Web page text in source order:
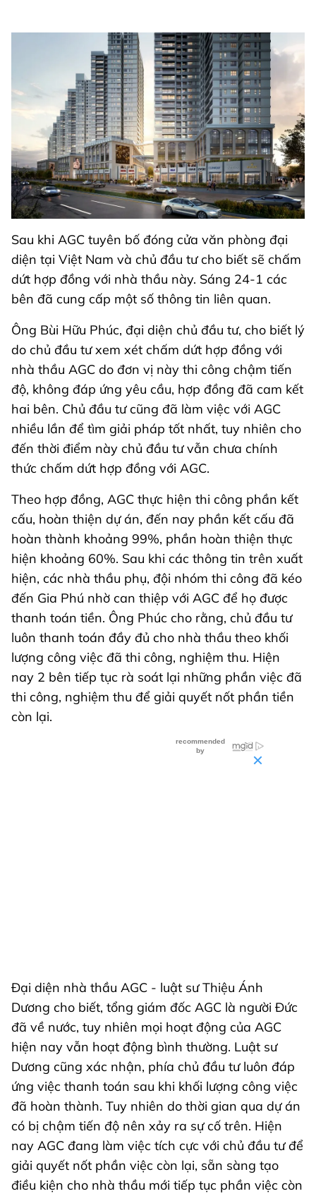
Sau khi AGC tuyên bố đóng cửa văn phòng đại
diện tại Việt Nam và chủ đầu tư cho biết sẽ chấm
dứt hợp đồng với nhà thầu này. Sáng 24-1 các
bên đã cung cấp một số thông tin liên quan.
Ông Bùi Hữu Phúc, đại diện chủ đầu tư, cho biết lý
do chủ đầu tư xem xét chấm dứt hợp đồng với
nhà thầu AGC do đơn vị này thi công chậm tiến
độ, không đáp ứng yêu cầu, hợp đồng đã cam kết
hai bên. Chủ đầu tư cũng đã làm việc với AGC
nhiều lần để tìm giải pháp tốt nhất, tuy nhiên cho
đến thời điểm này chủ đầu tư vẫn chưa chính
thức chấm dứt hợp đồng với AGC.
Theo hợp đồng, AGC thực hiện thi công phần kết
cấu, hoàn thiện dự án, đến nay phần kết cấu đã
hoàn thành khoảng 99%, phần hoàn thiện thực
hiện khoảng 60%. Sau khi các thông tin trên xuất
hiện, các nhà thầu phụ, đội nhóm thi công đã kéo
đến Gia Phú nhờ can thiệp với AGC để họ được
thanh toán tiền. Ông Phúc cho rằng, chủ đầu tư
luôn thanh toán đầy đủ cho nhà thầu theo khối
lượng công việc đã thi công, nghiệm thu. Hiện
nay 2 bên tiếp tục rà soát lại những phần việc đã
thi công, nghiệm thu để giải quyết nốt phần tiền
còn lại.
Đại diện nhà thầu AGC - luật sư Thiệu Ánh
Dương cho biết, tổng giám đốc AGC là người Đức
đã về nước, tuy nhiên mọi hoạt động của AGC
hiện nay vẫn hoạt động bình thường. Luật sư
Dương cũng xác nhận, phía chủ đầu tư luôn đáp
ứng việc thanh toán sau khi khối lượng công việc
đã hoàn thành. Tuy nhiên do thời gian qua dự án
có bị chậm tiến độ nên xảy ra sự cố trên. Hiện
nay AGC đang làm việc tích cực với chủ đầu tư để
giải quyết nốt phần việc còn lại, sẵn sàng tạo
điều kiện cho nhà thầu mới tiếp tục phần việc còn